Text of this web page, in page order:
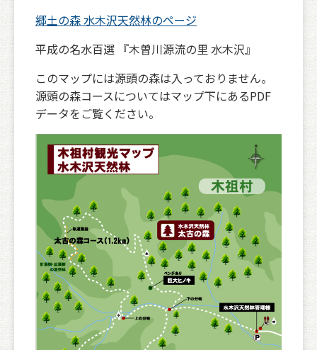
郷土の森 水木沢天然林のページ
平成の名水百選 『木曽川源流の里 水木沢』
このマップには源頭の森は入っておりません。
源頭の森コースについてはマップ下にあるPDF
データをご覧ください。